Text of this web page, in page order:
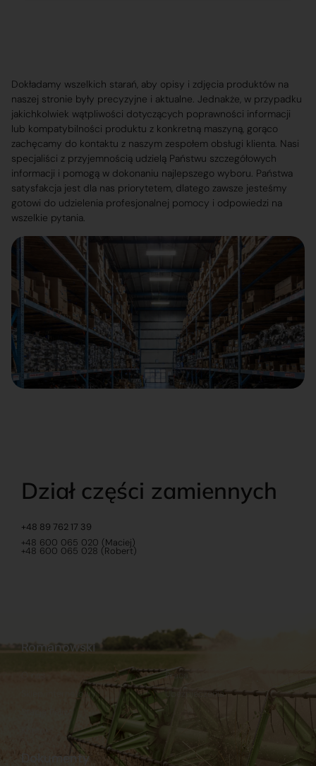
Dokładamy wszelkich starań, aby opisy i zdjęcia produktów na
naszej stronie były precyzyjne i aktualne. Jednakże, w przypadku
jakichkolwiek wątpliwości dotyczących poprawności informacji
lub kompatybilności produktu z konkretną maszyną, gorąco
zachęcamy do kontaktu z naszym zespołem obsługi klienta. Nasi
specjaliści z przyjemnością udzielą Państwu szczegółowych
informacji i pomogą w dokonaniu najlepszego wyboru. Państwa
satysfakcja jest dla nas priorytetem, dlatego zawsze jesteśmy
gotowi do udzielenia profesjonalnej pomocy i odpowiedzi na
wszelkie pytania.
Dział części zamiennych
+48 89 762 17 39
+48 600 065 020 (Maciej)
+48 600 065 028 (Robert)
Dokumenty
Romanowski
Sklep internetowy
Praca
Ubezpieczenia